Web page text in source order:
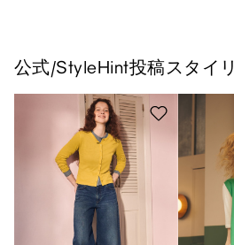
公式/StyleHint投稿スタイ